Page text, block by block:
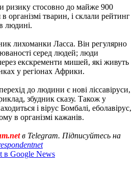
ризику стосовно до майже 900
в організмі тварин, і склали рейтинг
людині.
лихоманки Ласса. Він регулярно
серед людей; люди
екскременти мишей, які живуть
у регіонах Африки.
до людини є нові ліссавіруси,
збудник сказу. Також у
і вірус Бомбалі, еболавірус,
в організмі кажанів.
в Telegram. Підписуйтесь на
в Google News